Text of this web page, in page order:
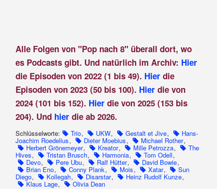
Alle Folgen von "Pop nach 8" überall dort, wo
es Podcasts gibt. Und natürlich im Archiv: Hier
die Episoden von 2022 (1 bis 49). Hierdie
Episoden von 2023 (50 bis 100). Hier die von
2024 (101 bis 152). Hier die von 2025 (153 bis
204). Und hier die ab 2026.
Schlüsselworte: Trio, UKW, Gestalt et Jive, Hans-
Joachim Roedelius, Dieter Moebius, Michael Rother,
Herbert Grönemeyer, Kreator, Mille Petrozza, The
Hives, Tristan Brusch, Harmonia, Tom Odell,
Devo, Pere Ubu, Ralf Hütter, David Bowie,
Brian Eno, Conny Plank, Mois, Xatar, Sun
Diego, Kollegah, Disarstar, Heinz Rudolf Kunze,
Klaus Lage, Olivia Dean